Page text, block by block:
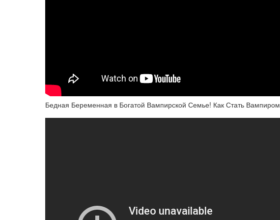
Бедная Беременная в Богатой Вампирской Семье! Как Стать Вампиром